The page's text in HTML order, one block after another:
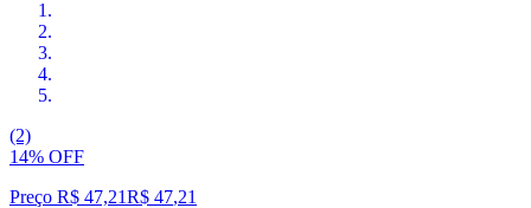
(2)
14% OFF
Preço R$ 47,21R$ 47,21